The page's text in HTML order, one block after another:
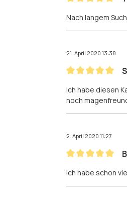
Nach langem
21. April 2020 13:38
Ich habe diesen
noch
2. April 2020 11:27
Ich habe schon